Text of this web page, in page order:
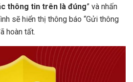
thông tin trên là đúng” và nhấn
sẽ hiển thị thông báo “Gửi thông
hoàn tất.